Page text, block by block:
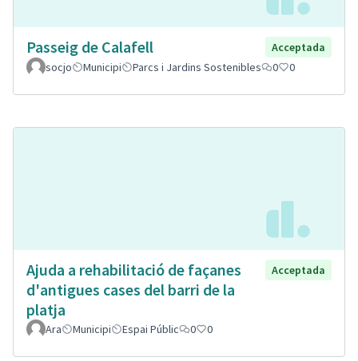
Passeig de Calafell
Acceptada
socjo
Municipi Parcs i Jardins Sostenibles 0 0
Ajuda a rehabilitació de façanes
d'antigues cases del barri de la
platja
Acceptada
Ara Municipi Espai Públic 0 0